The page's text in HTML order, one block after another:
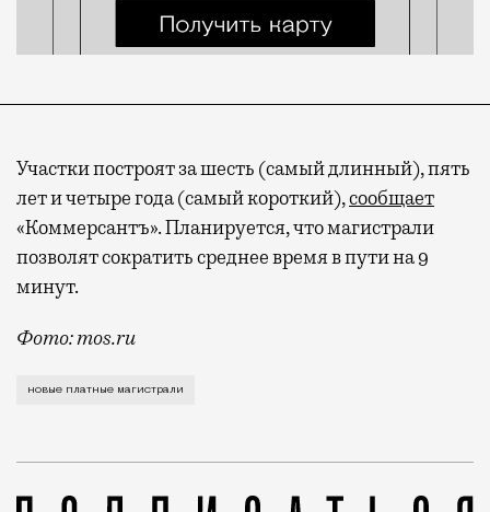
Участки построят за шесть (самый длинный), пять
лет и четыре года (самый короткий),сообщает
«Коммерсантъ». Планируется, что магистрали
позволят сократить среднее время в пути на 9
минут.
Фото: mos.ru
Власти постепенно расширяют сеть платных
новые платные магистрали